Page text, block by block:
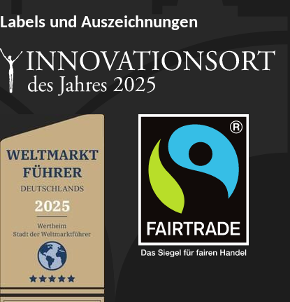
Labels und Auszeichnungen